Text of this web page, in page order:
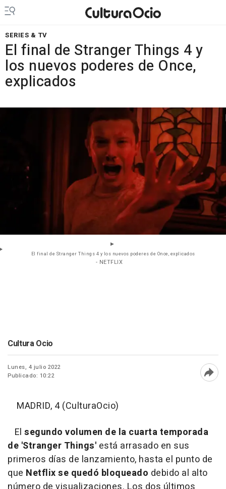
SERIES & TV
El final de Stranger Things 4 y
los nuevos poderes de Once,
explicados
El final de Stranger Things 4 y los nuevos poderes de Once, explicados
- NETFLIX
Cultura Ocio
Lunes, 4 julio 2022
Publicado: 10:22
MADRID, 4 (CulturaOcio)
El segundo volumen de la cuarta temporada
de 'Stranger Things' está arrasado en sus
primeros días de lanzamiento, hasta el punto de
que Netflix se quedó bloqueado debido al alto